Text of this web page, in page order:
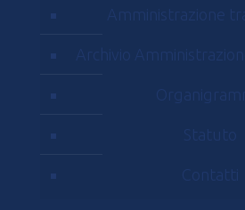
Amministrazione
Archivio
Statuto
Contatti